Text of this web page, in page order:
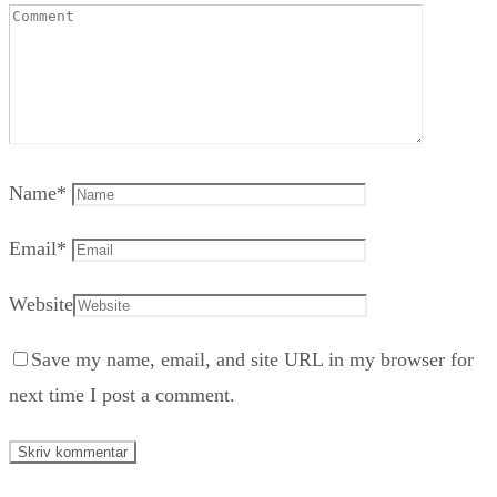
Name*
Email*
Website
Save my name, email, and site URL in my browser for
next time I post a comment.